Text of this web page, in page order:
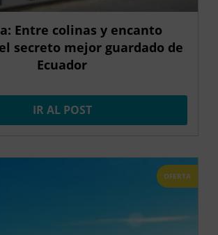
Entre colinas y encanto
secreto mejor guardado de
Ecuador
IR AL POST
OFERTA